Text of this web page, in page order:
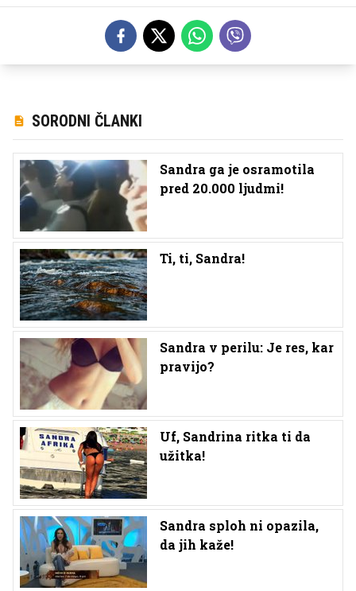
SORODNI ČLANKI
Sandra ga je osramotila
pred 20.000 ljudmi!
Ti, ti, Sandra!
Sandra v perilu: Je res, kar
pravijo?
Uf, Sandrina ritka ti da
užitka!
Sandra sploh ni opazila,
da jih kaže!